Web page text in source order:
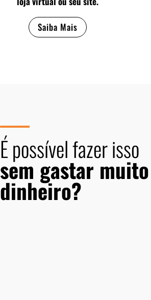
Saiba Mais
É possível fazer isso
sem gastar muito
dinheiro?